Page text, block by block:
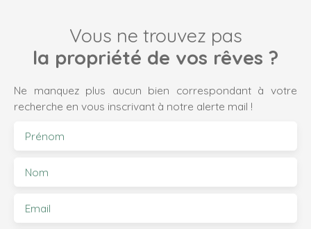
Vous ne trouvez pas
la propriété de vos rêves ?
Ne manquez plus aucun bien correspondant à votre
recherche en vous inscrivant à notre alerte mail !
Prénom
Nom
Email